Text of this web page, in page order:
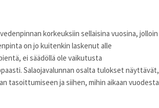
korkeuksiin sellaisina vuosina, jolloin
on jo kuitenkin laskenut alle
ei säädöllä ole vaikutusta
Salaojavalunnan osalta tulokset näyttävät,
tasoittumiseen ja siihen, mihin aikaan vuodesta